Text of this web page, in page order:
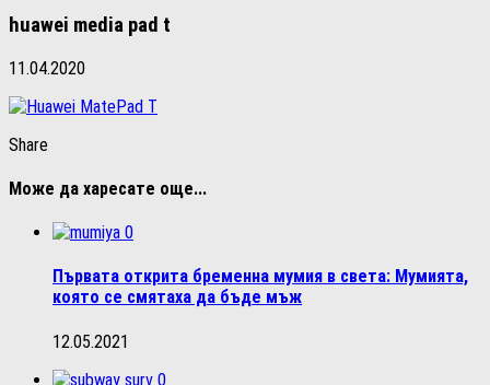
huawei media pad t
11.04.2020
Share
Може да харесате още...
0
Първата открита бременна мумия в света: Мумията,
която се смятаха да бъде мъж
12.05.2021
0